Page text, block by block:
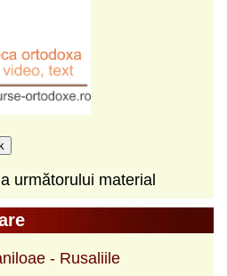
următorului material
- Rusaliile